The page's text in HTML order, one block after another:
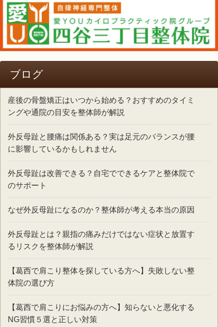
ブログ
産後の骨盤矯正はいつから始める？おすすめのタイミ
ングや通院の目安を整体師が解説
外反母趾と腰痛は関係ある？実は足元のバランスが腰
に影響しているかもしれません
外反母趾は改善できる？自宅でできるケアと整体院で
のサポート
なぜ外反母趾になるのか？整体師が考える本当の原因
外反母趾とは？親指の痛みだけではない症状と放置す
るリスクを整体師が解説
【葛西で肩こり整体を探している方へ】失敗しない整
体院の選び方
【葛西で肩こりにお悩みの方へ】知らないと悪化する
NG習慣５選と正しい対策